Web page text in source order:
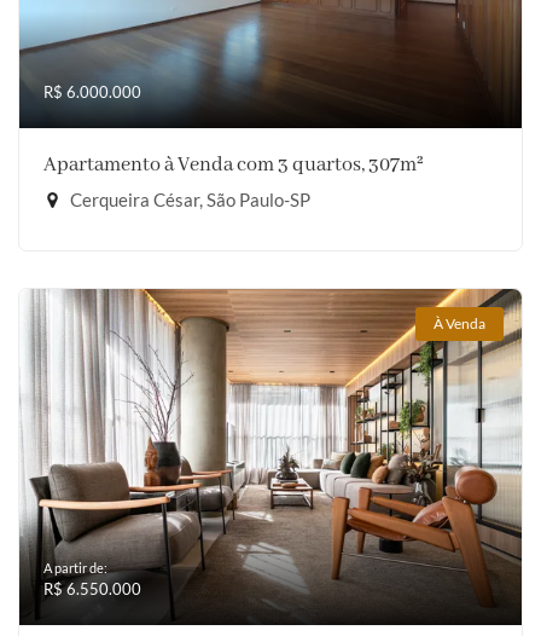
R$ 6.000.000
Apartamento à Venda com 3 quartos, 307m²
Cerqueira César, São Paulo-SP
À Venda
A partir de:
R$ 6.550.000